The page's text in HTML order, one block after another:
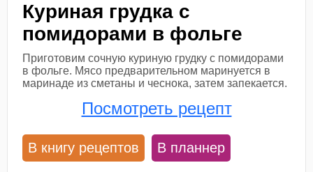
Куриная грудка с
помидорами в фольге
Приготовим сочную куриную грудку с помидорами
в фольге. Мясо предварительном маринуется в
маринаде из сметаны и чеснока, затем запекается.
Посмотреть рецепт
В книгу рецептов В планнер